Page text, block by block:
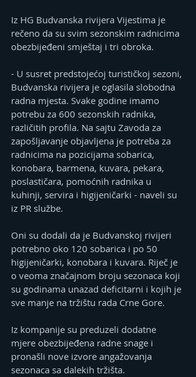
Iz HG Budvanska rivijera Vijestima je
rečeno da su svim sezonskim radnicima
obezbijeđeni smještaj i tri obroka.
- U susret predstojećoj turističkoj sezoni,
Budvanska rivijera je oglasila slobodna
radna mjesta. Svake godine imamo
potrebu za 600 sezonskih radnika,
različitih profila. Na sajtu Zavoda za
zapošljavanje objavljena je potreba za
radnicima na pozicijama sobarica,
konobara, barmena, kuvara, pekara,
poslastičara, pomoćnih radnika u
kuhinji, servira i higijeničarki - naveli su
iz PR službe.
Oni su dodali da je Budvanskoj rivijeri
potrebno oko 120 sobarica i po 50
higijeničarki, konobara i kuvara. Riječ je
o veoma značajnom broju sezonaca koji
su godinama unazad deficitarni i kojih je
sve manje na tržištu rada Crne Gore.
Iz kompanije su preduzeli dodatne
mjere obezbijeđena radne snage i
pronašli nove izvore angažovanja
sezonaca sa dalekih tržišta.